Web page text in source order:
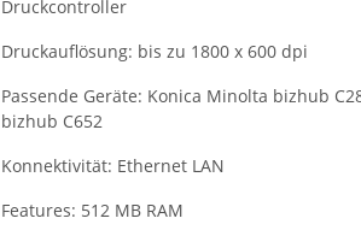
Druckcontroller
Druckauflösung: bis zu 1800 x 600 dpi
Passende Geräte: Konica Minolta bizhub
bizhub C652
Konnektivität: Ethernet LAN
Features: 512 MB RAM